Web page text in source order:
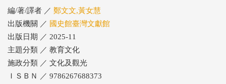
編/著/譯者 ／ 鄭文文,黃女慧
出版機關 ／ 國史館臺灣文獻館
出版日期 ／ 2025-11
主題分類 ／ 教育文化
施政分類 ／ 文化及觀光
ＩＳＢＮ ／ 9786267688373